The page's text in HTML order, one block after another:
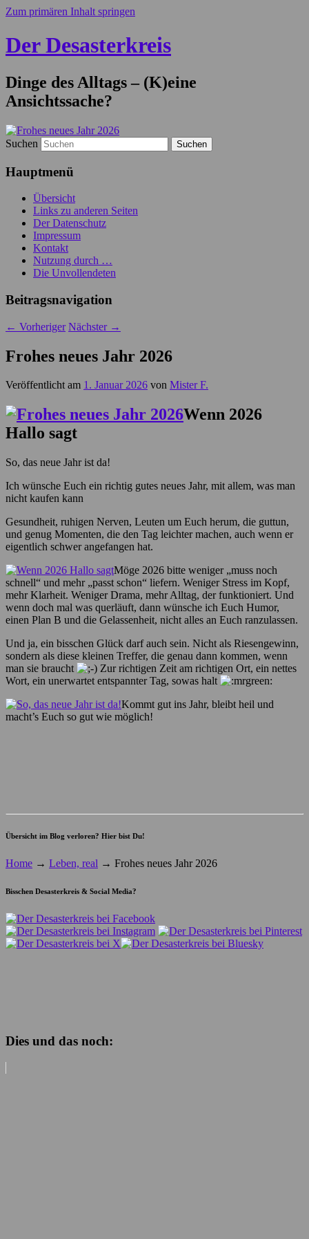
Zum primären Inhalt springen
Der Desasterkreis
Dinge des Alltags – (K)eine
Ansichtssache?
Suchen
Hauptmenü
Übersicht
Links zu anderen Seiten
Der Datenschutz
Impressum
Kontakt
Nutzung durch …
Die Unvollendeten
Beitragsnavigation
← Vorheriger Nächster →
Frohes neues Jahr 2026
Veröffentlicht am 1. Januar 2026 von Mister F.
Wenn 2026
Hallo sagt
So, das neue Jahr ist da!
Ich wünsche Euch ein richtig gutes neues Jahr, mit allem, was man
nicht kaufen kann
Gesundheit, ruhigen Nerven, Leuten um Euch herum, die guttun,
und genug Momenten, die den Tag leichter machen, auch wenn er
eigentlich schwer angefangen hat.
Möge 2026 bitte weniger „muss noch
schnell“ und mehr „passt schon“ liefern. Weniger Stress im Kopf,
mehr Klarheit. Weniger Drama, mehr Alltag, der funktioniert. Und
wenn doch mal was querläuft, dann wünsche ich Euch Humor,
einen Plan B und die Gelassenheit, nicht alles an Euch ranzulassen.
Und ja, ein bisschen Glück darf auch sein. Nicht als Riesengewinn,
sondern als diese kleinen Treffer, die genau dann kommen, wenn
man sie braucht
Zur richtigen Zeit am richtigen Ort, ein nettes
Wort, ein unerwartet entspannter Tag, sowas halt
Kommt gut ins Jahr, bleibt heil und
macht’s Euch so gut wie möglich!
Übersicht im Blog verloren? Hier bist Du!
Home → Leben, real → Frohes neues Jahr 2026
Bisschen Desasterkreis & Social Media?
Dies und das noch: